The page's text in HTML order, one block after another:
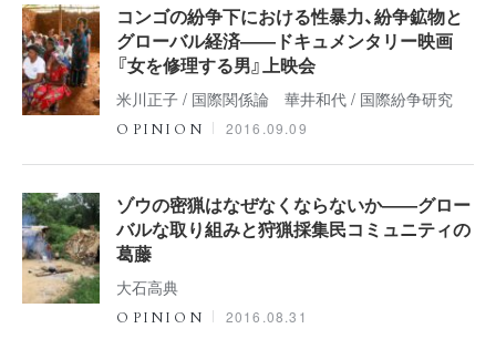
コンゴの紛争下における性暴力、紛争鉱物と
グローバル経済――ドキュメンタリー映画
『女を修理する男』上映会
米川正子 / 国際関係論 華井和代 / 国際紛争研究
OPINION 2016.09.09
ゾウの密猟はなぜなくならないか――グロー
バルな取り組みと狩猟採集民コミュニティの
葛藤
大石高典
OPINION 2016.08.31